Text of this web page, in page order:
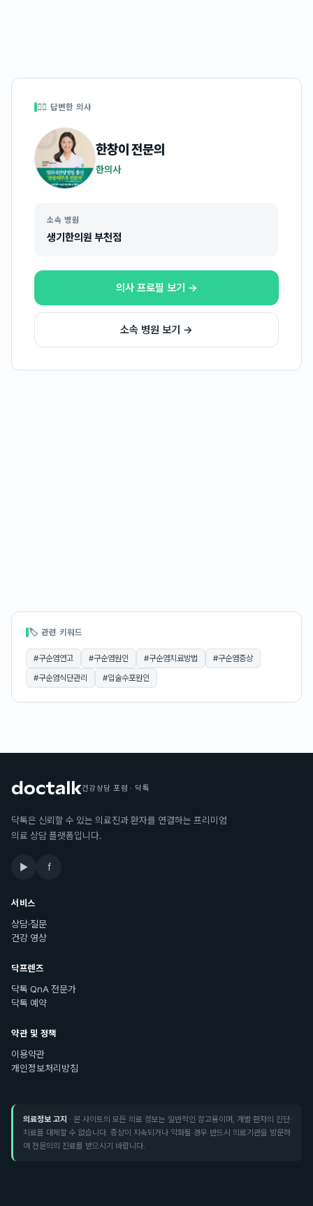
👩‍⚕️ 답변한 의사
한창이전문의
한의사
소속 병원
생기한의원 부천점
의사 프로필 보기 →
소속 병원 보기 →
🏷 관련 키워드
#구순염연고 #구순염원인 #구순염치료방법 #구순염증상
#구순염식단관리 #입술수포원인
건강상담 포럼 · 닥톡
닥톡은 신뢰할 수 있는 의료진과 환자를 연결하는 프리미엄
의료 상담 플랫폼입니다.
▶ f
서비스
상담·질문
건강 영상
닥프렌즈
닥톡 QnA 전문가
닥톡 예약
약관 및 정책
이용약관
개인정보처리방침
의료정보 고지 · 본 사이트의 모든 의료 정보는 일반적인 참고용이며, 개별 환자의 진단·
치료를 대체할 수 없습니다. 증상이 지속되거나 악화될 경우 반드시 의료기관을 방문하
여 전문의의 진료를 받으시기 바랍니다.